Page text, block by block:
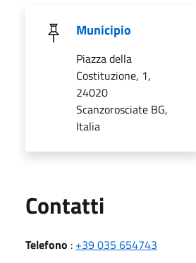
Municipio
Piazza della
Costituzione, 1,
24020
Scanzorosciate BG,
Italia
Contatti
Telefono : +39 035 654743